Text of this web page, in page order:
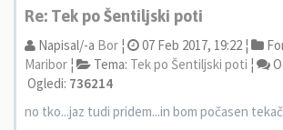
Re: Tek po Šentiljski poti
Napisal/-a Bor ¦ 07 Feb 2017, 19:22 ¦
Maribor ¦ Tema: Tek po Šentiljski poti ¦
Ogledi: 736214
no tko...jaz tudi pridem...in bom počasen tekač